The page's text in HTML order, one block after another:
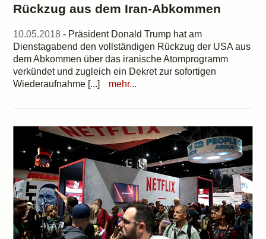
Rückzug aus dem Iran-Abkommen
10.05.2018 - Präsident Donald Trump hat am
Dienstagabend den vollständigen Rückzug der USA aus
dem Abkommen über das iranische Atomprogramm
verkündet und zugleich ein Dekret zur sofortigen
Wiederaufnahme [...]
mehr...